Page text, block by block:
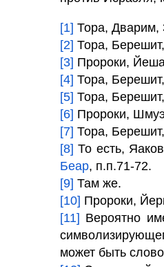
[1] Тора, Дварим,
[2] Тора,
[3] Пророки,
[4] Тора,
[5] Тора,
[6] Пророки,
[7] Тора,
[8] То есть,
Беар, п.п.71-72.
[9] Там же.
[10] Пророки,
[11] Вероятно
может быть